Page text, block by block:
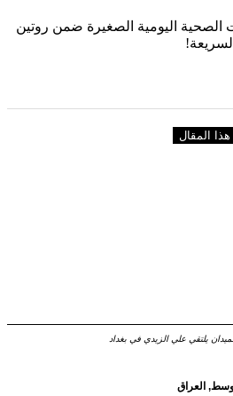
الصحية اليومية الصغيرة ضمن روتين
المقال
يلتقي علي الزيدي في بغداد
, العراق